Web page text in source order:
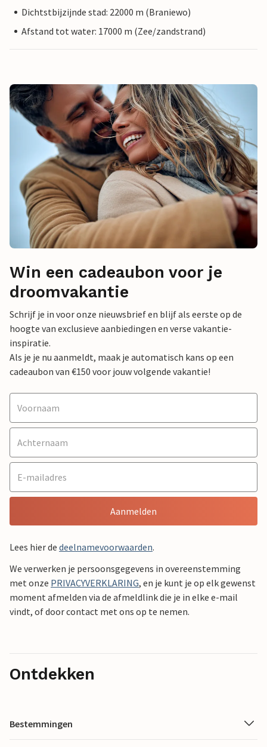
Dichtstbijzijnde stad: 22000 m (Braniewo)
Afstand tot water: 17000 m (Zee/zandstrand)
Win een cadeaubon voor je
droomvakantie
Schrijf je in voor onze nieuwsbrief en blijf als eerste op de
hoogte van exclusieve aanbiedingen en verse vakantie-
inspiratie.
Als je je nu aanmeldt, maak je automatisch kans op een
cadeaubon van €150 voor jouw volgende vakantie!
Aanmelden
Lees hier de deelnamevoorwaarden.
We verwerken je persoonsgegevens in overeenstemming
met onze PRIVACYVERKLARING, en je kunt je op elk gewenst
moment afmelden via de afmeldlink die je in elke e-mail
vindt, of door contact met ons op te nemen.
Ontdekken
Bestemmingen